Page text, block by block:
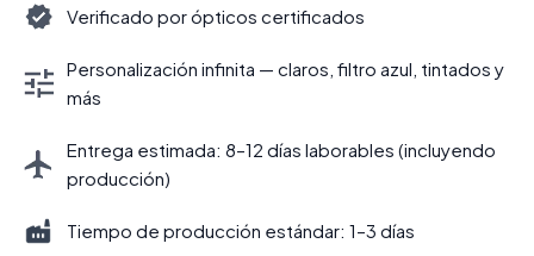
Verificado por ópticos certificados
Personalización infinita — claros, filtro azul, tintados y
más
Entrega estimada: 8–12 días laborables (incluyendo
producción)
Tiempo de producción estándar: 1–3 días